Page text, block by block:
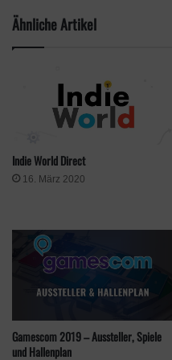
neue Riesenschneeflocke.
ungünstig steht, braucht ihr
Und noch eine kleine
Noch bis zum 06. Januar
Ähnliche Artikel
Indie World Direct
16. März 2020
Gamescom 2019 – Aussteller, Spiele
und Hallenplan